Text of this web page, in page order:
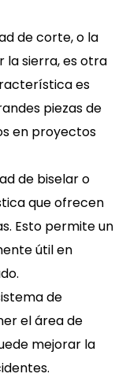
de corte, o la
la sierra, es otra
es
piezas de
en proyectos
de biselar o
que ofrecen
Esto permite un
útil en
de
el área de
mejorar la